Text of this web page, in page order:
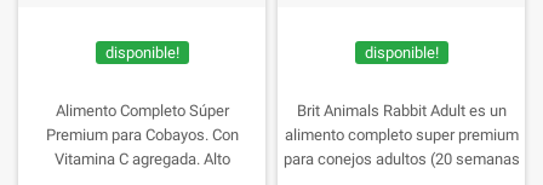
disponible!
Alimento Completo Súper
Premium para Cobayos. Con
Vitamina C agregada. Alto
disponible!
Brit Animals Rabbit Adult es un
alimento completo super premium
para conejos adultos (20 semanas